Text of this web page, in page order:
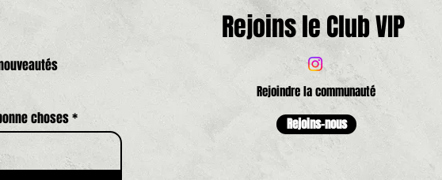
choses
Rejoins le Club VIP
Rejoindre la communauté
Rejoins-nous